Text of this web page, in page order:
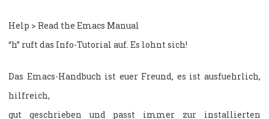
Help > Read the Emacs Manual
“h” ruft das Info-Tutorial auf. Es lohnt sich!
Das Emacs-Handbuch ist euer Freund, es ist ausfuehrlich,
hilfreich,
gut geschrieben und passt immer zur installierten